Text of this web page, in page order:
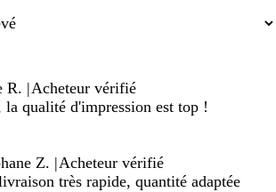
R. |Acheteur vérifié
la qualité d'impression est top !
Z. |Acheteur vérifié
très rapide, quantité adaptée